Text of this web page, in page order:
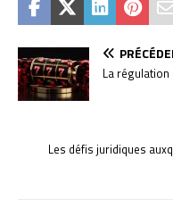
La régulation
Les défis juridiques